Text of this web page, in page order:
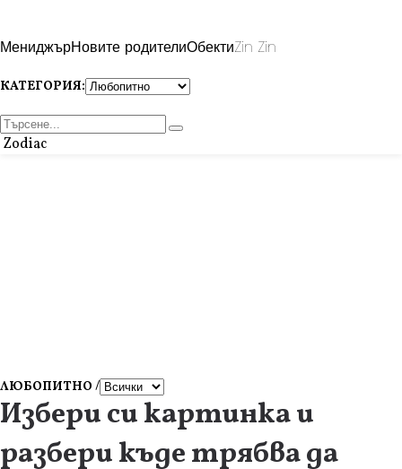
МениджърНовите родителиОбектиZin Zin
КАТЕГОРИЯ:
Zodiac
ЛЮБОПИТНО /
Избери си картинка и
разбери къде трябва да